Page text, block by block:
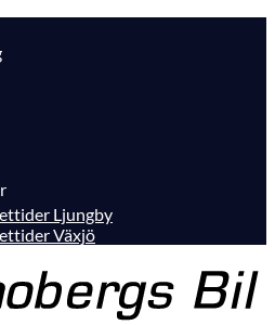
Ljungby
Växjö